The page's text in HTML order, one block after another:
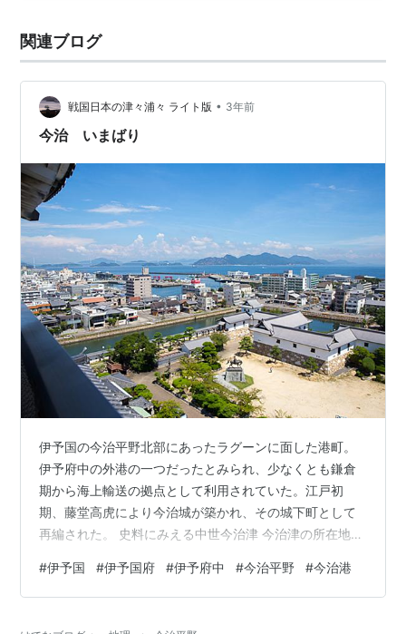
たちはこの後、摂津国四天王寺に移動しており、桜井か
ら船で向かったといわれる。 桜井は頓田川の分流である
関連ブログ
戦国日本の津々浦々 ライト版 • 3年前
今治 いまばり
伊予国の今治平野北部にあったラグーンに面した港町。
伊予府中の外港の一つだったとみられ、少なくとも鎌倉
期から海上輸送の拠点として利用されていた。江戸初
期、藤堂高虎により今治城が築かれ、その城下町として
再編された。 史料にみえる中世今治津 今治津の所在地
中世今治津 鎌倉後期、弘安九年（１２８６）三月以前と
みられる年に作成された紙背文書に「今治津」がみえ
#伊予国 #伊予国府 #伊予府中 #今治平野 #今治港